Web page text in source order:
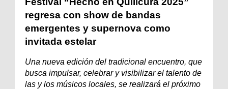
regresa con show de bandas
emergentes y supernova como
invitada estelar
Una nueva edición del tradicional encuentro, que
busca impulsar, celebrar y visibilizar el talento de
las y los músicos locales, se realizará el próximo